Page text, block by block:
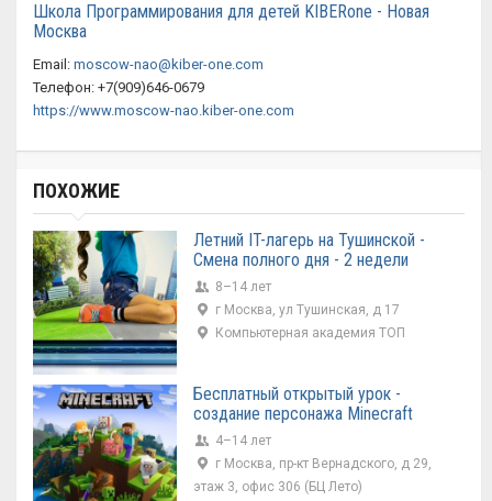
Школа Программирования для детей KIBERone - Новая
Москва
Email: moscow-nao@kiber-one.com
Телефон: +7(909)646-0679
https://www.moscow-nao.kiber-one.com
ПОХОЖИЕ
Летний IT-лагерь на Тушинской -
Смена полного дня - 2 недели
8–14 лет
г Москва, ул Тушинская, д 17
Компьютерная академия ТОП
Бесплатный открытый урок -
создание персонажа Minecraft
4–14 лет
г Москва, пр-кт Вернадского, д 29,
этаж 3, офис 306 (БЦ Лето)